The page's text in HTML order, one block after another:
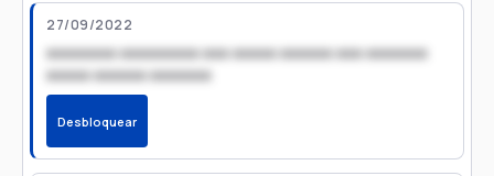
27/09/2022
xxxxxxxx xxxxxxxxx xxx xxxxx xxxxxx xxx xxxxxxx
xxxxx xxxxxx xxxxxxx
Desbloquear